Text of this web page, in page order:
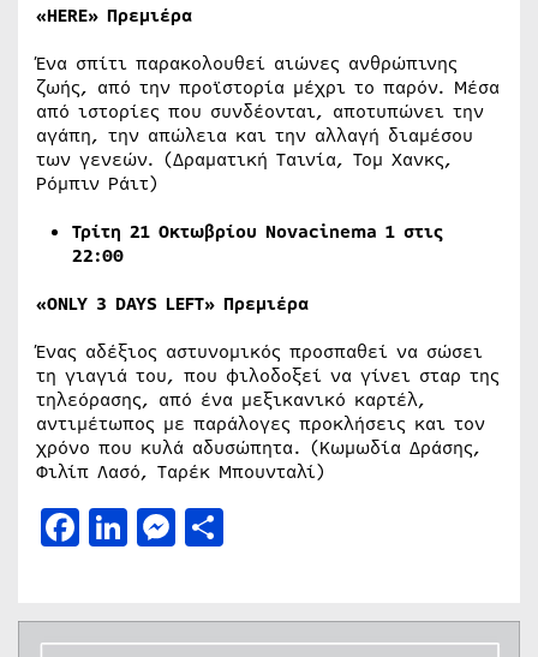
«HERE» Πρεμιέρα
Ένα σπίτι παρακολουθεί αιώνες ανθρώπινης
ζωής, από την προϊστορία μέχρι το παρόν. Μέσα
από ιστορίες που συνδέονται, αποτυπώνει την
αγάπη, την απώλεια και την αλλαγή διαμέσου
των γενεών. (Δραματική Ταινία, Τομ Χανκς,
Ρόμπιν Ράιτ)
Τρίτη 21 Οκτωβρίου Νovacinema 1 στις
22:00
«ONLY 3 DAYS LEFT» Πρεμιέρα
Ένας αδέξιος αστυνομικός προσπαθεί να σώσει
τη γιαγιά του, που φιλοδοξεί να γίνει σταρ της
τηλεόρασης, από ένα μεξικανικό καρτέλ,
αντιμέτωπος με παράλογες προκλήσεις και τον
χρόνο που κυλά αδυσώπητα. (Κωμωδία Δράσης,
Φιλίπ Λασό, Ταρέκ Μπουνταλί)
Facebook
LinkedIn
Messenger